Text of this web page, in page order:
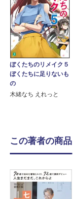
ぼくたちのリメイク５
ぼくたちに足りないも
の
木緒なち えれっと
この著者の商品